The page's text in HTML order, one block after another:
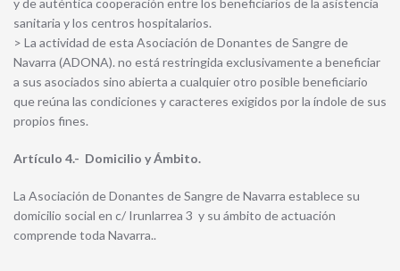
y de auténtica cooperación entre los beneficiarios de la asistencia
sanitaria y los centros hospitalarios.
> La actividad de esta Asociación de Donantes de Sangre de
Navarra (ADONA). no está restringida exclusivamente a beneficiar
a sus asociados sino abierta a cualquier otro posible beneficiario
que reúna las condiciones y caracteres exigidos por la índole de sus
propios fines.
Artículo 4.- Domicilio y Ámbito.
La Asociación de Donantes de Sangre de Navarra establece su
domicilio social en c/ Irunlarrea 3 y su ámbito de actuación
comprende toda Navarra..